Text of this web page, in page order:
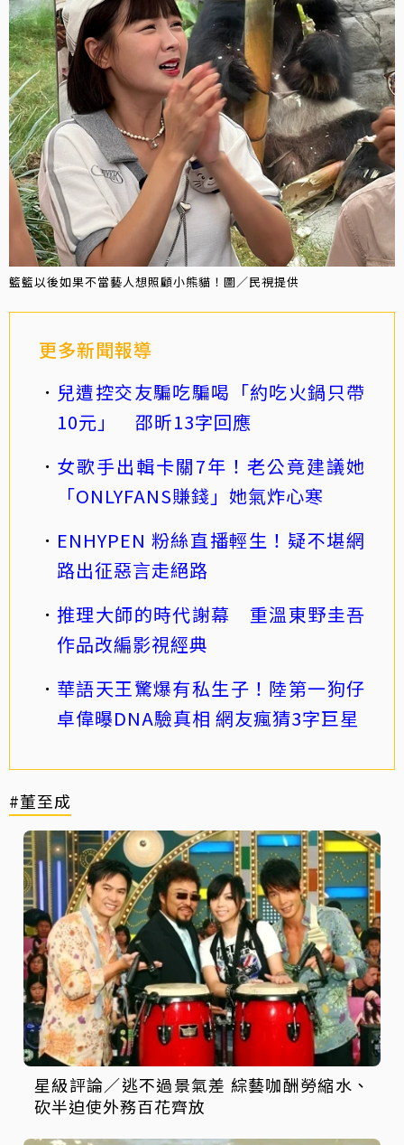
籃籃以後如果不當藝人想照顧小熊貓！圖／民視提供
更多新聞報導
兒遭控交友騙吃騙喝「約吃火鍋只帶
10元」 邵昕13字回應
女歌手出輯卡關7年！老公竟建議她
「ONLYFANS賺錢」她氣炸心寒
ENHYPEN 粉絲直播輕生！疑不堪網
路出征惡言走絕路
推理大師的時代謝幕 重溫東野圭吾
作品改編影視經典
華語天王驚爆有私生子！陸第一狗仔
卓偉曝DNA驗真相 網友瘋猜3字巨星
#董至成
星級評論／逃不過景氣差 綜藝咖酬勞縮水、
砍半迫使外務百花齊放